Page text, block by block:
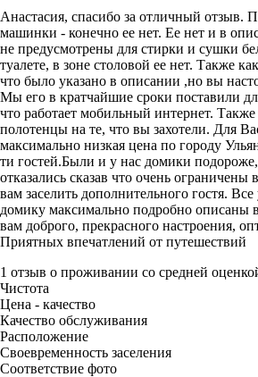
Анастасия, спасибо за отличный отзыв.
машинки - конечно ее нет. Ее нет и в
не предусмотрены для стирки и сушки
туалете, в зоне столовой ее нет. Также
что было указано в описании ,но вы
Мы его в кратчайшие сроки поставили
что работает мобильный интернет.
полотенцы на те, что вы захотели. Для
максимально низкая цена по городу
ти гостей.Были и у нас домики
отказались сказав что очень ограничены
вам заселить дополнительного гостя.
домику максимально подробно описаны
вам доброго, прекрасного настроения,
Приятных впечатлений от путешествий
1 отзыв о проживании со средней
Чистота
Цена - качество
Качество обслуживания
Расположение
Своевременность заселения
Соответствие фото